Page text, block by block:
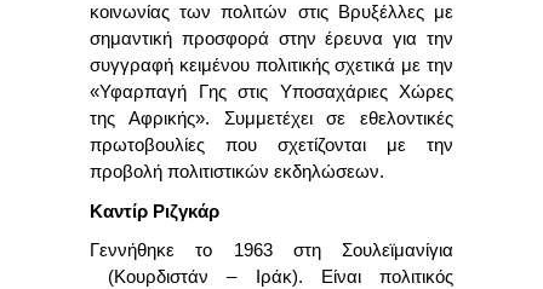
κοινωνίας των πολιτών στις Βρυξέλλες με
σημαντική προσφορά στην έρευνα για την
συγγραφή κειμένου πολιτικής σχετικά με την
«Υφαρπαγή Γης στις Υποσαχάριες Χώρες
της Αφρικής». Συμμετέχει σε εθελοντικές
πρωτοβουλίες που σχετίζονται με την
προβολή πολιτιστικών εκδηλώσεων.
Καντίρ Ριζγκάρ
Γεννήθηκε το 1963 στη Σουλεϊμανίγια
(Κουρδιστάν – Ιράκ). Είναι πολιτικός